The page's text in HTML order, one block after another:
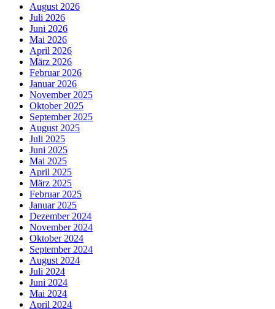
August 2026
Juli 2026
Juni 2026
Mai 2026
April 2026
März 2026
Februar 2026
Januar 2026
November 2025
Oktober 2025
September 2025
August 2025
Juli 2025
Juni 2025
Mai 2025
April 2025
März 2025
Februar 2025
Januar 2025
Dezember 2024
November 2024
Oktober 2024
September 2024
August 2024
Juli 2024
Juni 2024
Mai 2024
April 2024